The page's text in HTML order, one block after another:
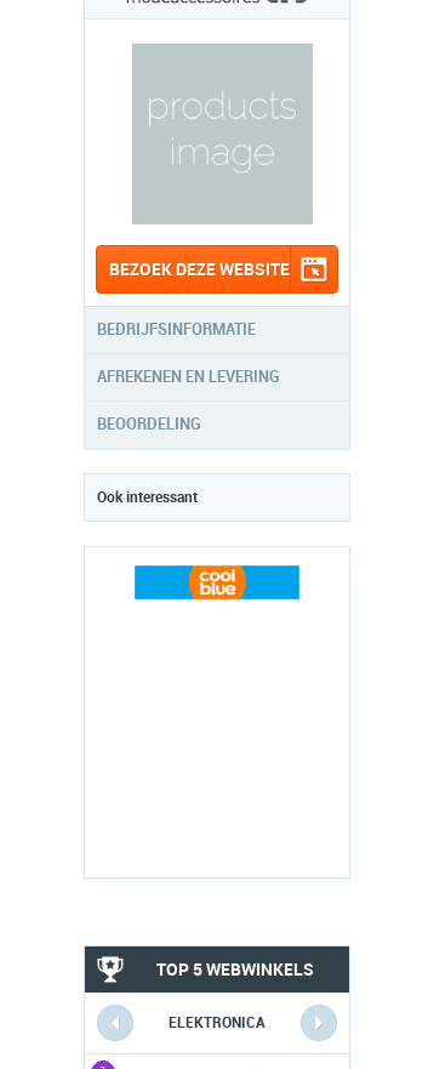
BEZOEK DEZE WEBSITE
BEDRIJFSINFORMATIE
AFREKENEN EN LEVERING
BEOORDELING
Ook interessant
TOP 5 WEBWINKELS
ELEKTRONICA